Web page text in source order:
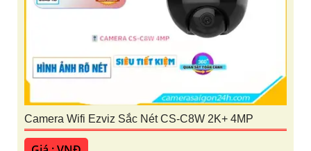
Camera Wifi Ezviz Sắc Nét CS-C8W 2K+ 4MP